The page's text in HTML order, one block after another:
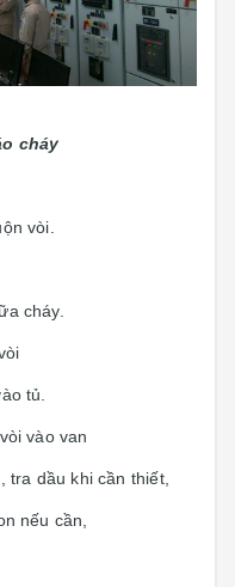
cháy
vòi.
cháy.
tủ.
vào van
dầu khi cần thiết,
nếu cần,